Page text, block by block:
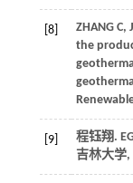
[8] ZHANG C,
the
[9] 程钰翔.
吉林大学,